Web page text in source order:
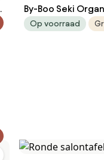
By-Boo Seki
- 121 X 51.5cm.
Op voorraad